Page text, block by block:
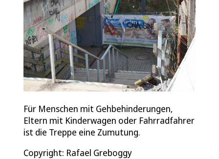
Für Menschen mit Gehbehinderungen,
Eltern mit Kinderwagen oder Fahrradfahrer
ist die Treppe eine Zumutung.
Copyright: Rafael Greboggy